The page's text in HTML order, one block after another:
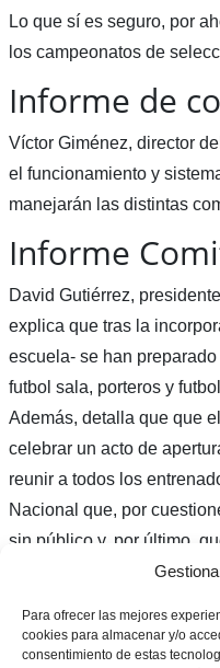
Para ofrecer las mejores
cookies para almacenar y/o
consentimiento de estas
Lo que sí es seguro, por
los campeonatos de
Informe de
Víctor Giménez, director
el funcionamiento y
manejarán las distintas
Informe
David Gutiérrez,
explica que tras la
escuela- se han
futbol sala, porteros y
Además, detalla que que
celebrar un acto de
reunir a todos los
Nacional que, por
sin público y, por último,
convenio que nos permita
Además, se ha contratado